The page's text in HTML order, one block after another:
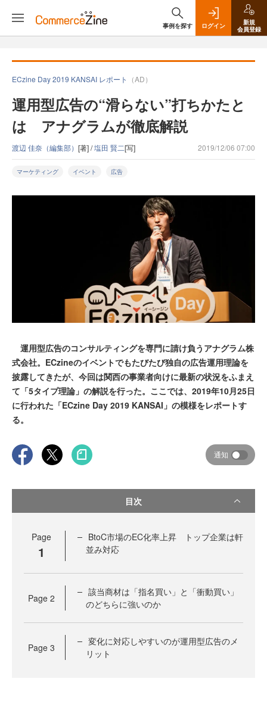
事例を探す ログイン
新規
会員登録
ECzine Day 2019 KANSAI レポート （AD）
運用型広告の“滑らない”打ちかたと
は アナグラムが徹底解説
渡辺 佳奈（編集部） [著] /塩田 賢二[写] 2019/12/06 07:00
マーケティング イベント 広告
運用型広告のコンサルティングを専門に請け負うアナグラム株
式会社。ECzineのイベントでもたびたび独自の広告運用理論を
披露してきたが、今回は関西の事業者向けに最新の状況をふまえ
て「5タイプ理論」の解説を行った。ここでは、2019年10月25日
に行われた「ECzine Day 2019 KANSAI」の模様をレポートす
る。
通知
目次
Page
1
BtoC市場のEC化率上昇 トップ企業は軒
並み対応
Page 2
該当商材は「指名買い」と「衝動買い」
のどちらに強いのか
Page 3
変化に対応しやすいのが運用型広告のメ
リット